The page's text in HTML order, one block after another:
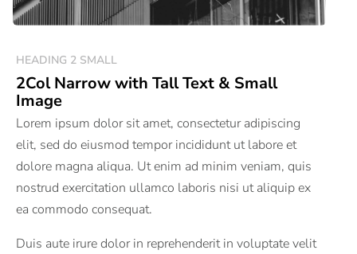
HEADING 2 SMALL
2Col Narrow with Tall Text & Small
Image
Lorem ipsum dolor sit amet, consectetur adipiscing
elit, sed do eiusmod tempor incididunt ut labore et
dolore magna aliqua. Ut enim ad minim veniam, quis
nostrud exercitation ullamco laboris nisi ut aliquip ex
ea commodo consequat.
Duis aute irure dolor in reprehenderit in voluptate velit